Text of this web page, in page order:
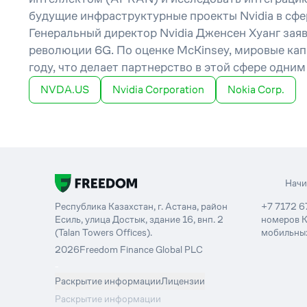
будущие инфраструктурные проекты Nvidia в
Генеральный директор Nvidia Дженсен Хуанг
революции 6G. По оценке McKinsey, мировые
году, что делает партнерство в этой сфере
NVDA.US Nvidia Corporation Nokia Corp.
Республика Казахстан, г. Астана, район
Есиль, улица Достык, здание 16, внп. 2
(Talan Towers Offices).
+7 7172
номеров
2026Freedom Finance Global PLC
Раскрытие информацииЛицензии
Раскрытие информации